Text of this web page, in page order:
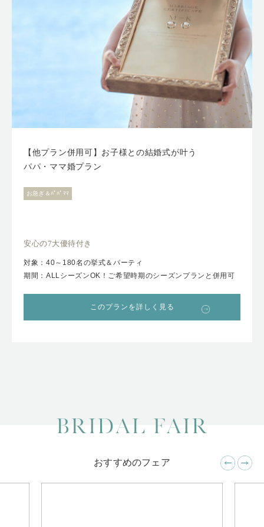
【他プラン併用可】お子様との結婚式が叶う
パパ・ママ婚プラン
お急ぎ＆ﾊﾟﾊﾟﾏﾏ
安心の7大優待付き
対象：40～180名の挙式＆パーティ
期間：ALLシーズンOK！ご希望時期のシーズンプランと併用可
このプランを詳しく見る
おすすめのフェア